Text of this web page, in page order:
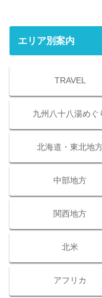
エリア別案内
TRAVEL
九州八十八湯めぐ
北海道・東北地
中部地方
関西地方
北米
アフリカ